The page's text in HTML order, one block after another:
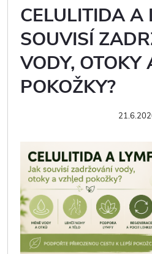
CELULITIDA A
SOUVISÍ
VODY, OTOKY
POKOŽKY?